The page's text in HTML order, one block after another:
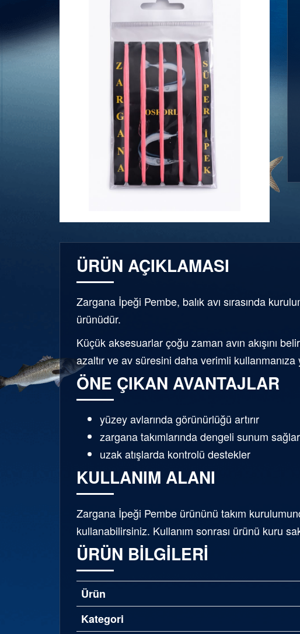
ÜRÜN AÇIKLAMASI
Zargana İpeği Pembe, balık avı sırasında
ürünüdür.
Küçük aksesuarlar çoğu zaman avın akışını
azaltır ve av süresini daha verimli kullanmanıza
ÖNE ÇIKAN AVANTAJLAR
yüzey avlarında görünürlüğü artırır
zargana takımlarında dengeli sunum sağlar
uzak atışlarda kontrolü destekler
KULLANIM ALANI
Zargana İpeği Pembe ürününü takım
kullanabilirsiniz. Kullanım sonrası ürünü kuru
ÜRÜN BILGILERI
Ürün
Kategori